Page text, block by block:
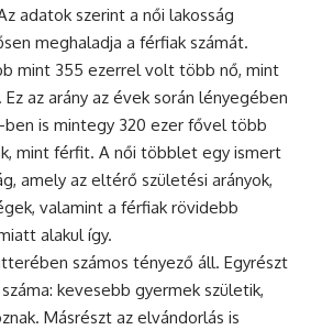
adatok szerint a női lakosság
meghaladja a férfiak számát.
mint 355 ezerrel volt több nő, mint
az arány az évek során lényegében
is mintegy 320 ezer fővel több
mint férfit. A női többlet egy ismert
amely az eltérő születési arányok,
valamint a férfiak rövidebb
alakul így.
számos tényező áll. Egyrészt
kevesebb gyermek születik,
Másrészt az elvándorlás is